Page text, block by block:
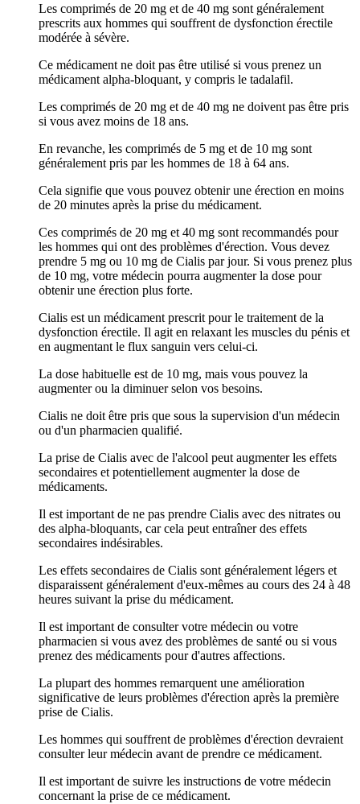
Les comprimés de 20 mg et de 40 mg sont généralement
prescrits aux hommes qui souffrent de dysfonction érectile
modérée à sévère.
Ce médicament ne doit pas être utilisé si vous prenez un
médicament alpha-bloquant, y compris le tadalafil.
Les comprimés de 20 mg et de 40 mg ne doivent pas être pris
si vous avez moins de 18 ans.
En revanche, les comprimés de 5 mg et de 10 mg sont
généralement pris par les hommes de 18 à 64 ans.
Cela signifie que vous pouvez obtenir une érection en moins
de 20 minutes après la prise du médicament.
Ces comprimés de 20 mg et 40 mg sont recommandés pour
les hommes qui ont des problèmes d'érection. Vous devez
prendre 5 mg ou 10 mg de Cialis par jour. Si vous prenez plus
de 10 mg, votre médecin pourra augmenter la dose pour
obtenir une érection plus forte.
Cialis est un médicament prescrit pour le traitement de la
dysfonction érectile. Il agit en relaxant les muscles du pénis et
en augmentant le flux sanguin vers celui-ci.
La dose habituelle est de 10 mg, mais vous pouvez la
augmenter ou la diminuer selon vos besoins.
Cialis ne doit être pris que sous la supervision d'un médecin
ou d'un pharmacien qualifié.
La prise de Cialis avec de l'alcool peut augmenter les effets
secondaires et potentiellement augmenter la dose de
médicaments.
Il est important de ne pas prendre Cialis avec des nitrates ou
des alpha-bloquants, car cela peut entraîner des effets
secondaires indésirables.
Les effets secondaires de Cialis sont généralement légers et
disparaissent généralement d'eux-mêmes au cours des 24 à 48
heures suivant la prise du médicament.
Il est important de consulter votre médecin ou votre
pharmacien si vous avez des problèmes de santé ou si vous
prenez des médicaments pour d'autres affections.
La plupart des hommes remarquent une amélioration
significative de leurs problèmes d'érection après la première
prise de Cialis.
Les hommes qui souffrent de problèmes d'érection devraient
consulter leur médecin avant de prendre ce médicament.
Il est important de suivre les instructions de votre médecin
concernant la prise de ce médicament.